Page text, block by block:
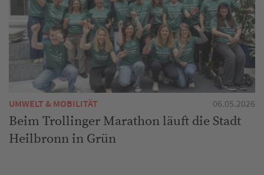
UMWELT & MOBILITÄT 06.05.2026
Beim Trollinger Marathon läuft die Stadt
Heilbronn in Grün